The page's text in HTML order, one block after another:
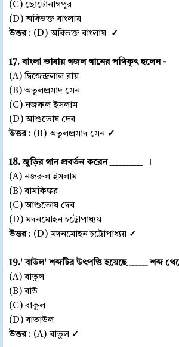
(C) ছোটোনাগপুর
(D) অবিভক্ত বাংলায়
উত্তর : (D) অবিভক্ত বাংলায় ✓
17. বাংলা ভাষায় গজল গানের পথিকৃৎ হলেন -
(A) দ্বিজেন্দ্রলাল রায়
(B) অতুলপ্রসাদ সেন
(C) নজরুল ইসলাম
(D) আশুতোষ দেব
উত্তর : (B) অতুলপ্রসাদ সেন ✓
18. জুড়ির গান প্রবর্তন করেন _________ ।
(A) নজরুল ইসলাম
(B) রামকিঙ্কর
(C) আশুতোষ দেব
(D) মদনমোহন চট্টোপাধ্যয়
উত্তর : (D) মদনমোহন চট্টোপাধ্যয় ✓
19.' বাউল' শব্দটির উৎপত্তি হয়েছে _____ শব্দ
(A) বাতুল
(B) বাউ
(C) বাকুল
(D) বাতাউল
উত্তর : (A) বাতুল ✓